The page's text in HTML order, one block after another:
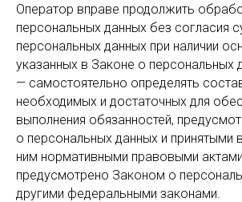
Оператор вправе продолжить
персональных данных без согласия
персональных данных при наличии
указанных в Законе о персональных
— самостоятельно определять
необходимых и достаточных для
выполнения обязанностей,
о персональных данных и принятыми
ним нормативными правовыми
предусмотрено Законом о
другими федеральными законами.